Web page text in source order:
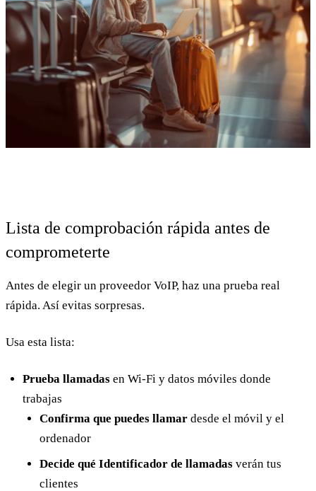
Lista de comprobación rápida antes de
comprometerte
Antes de elegir un proveedor VoIP, haz una prueba real
rápida. Así evitas sorpresas.
Usa esta lista:
Prueba llamadas en Wi-Fi y datos móviles donde
trabajas
Confirma que puedes llamar desde el móvil y el
ordenador
Decide qué Identificador de llamadas verán tus
clientes